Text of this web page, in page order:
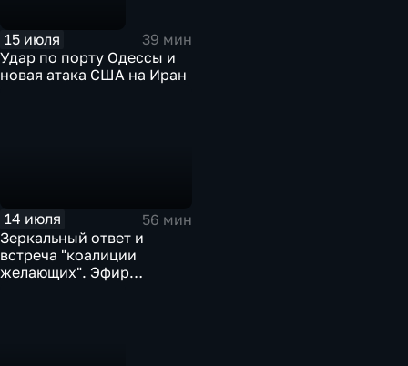
15 июля
39 мин
Удар по порту Одессы и
новая атака США на Иран
14 июля
56 мин
Зеркальный ответ и
встреча "коалиции
желающих". Эфир